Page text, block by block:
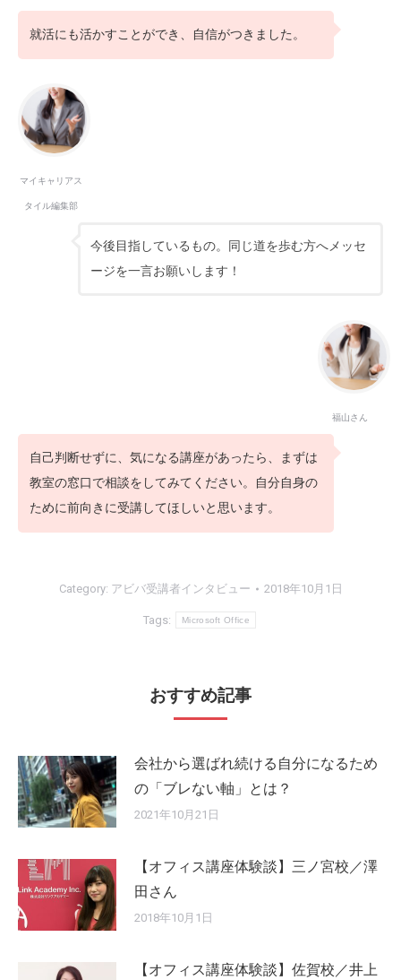
就活にも活かすことができ、自信がつきました。
マイキャリアス
タイル編集部
今後目指しているもの。同じ道を歩む方へメッセ
ージを一言お願いします！
福山さん
自己判断せずに、気になる講座があったら、まずは
教室の窓口で相談をしてみてください。自分自身の
ために前向きに受講してほしいと思います。
Category: アビバ受講者インタビュー 2018年10月1日
Tags: Microsoft Office
おすすめ記事
会社から選ばれ続ける自分になるため
の「ブレない軸」とは？
2021年10月21日
【オフィス講座体験談】三ノ宮校／澤
田さん
2018年10月1日
【オフィス講座体験談】佐賀校／井上